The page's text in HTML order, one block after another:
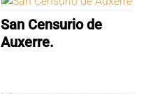
San Censurio de
Auxerre.